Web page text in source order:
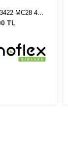
MC28 40
128
TL